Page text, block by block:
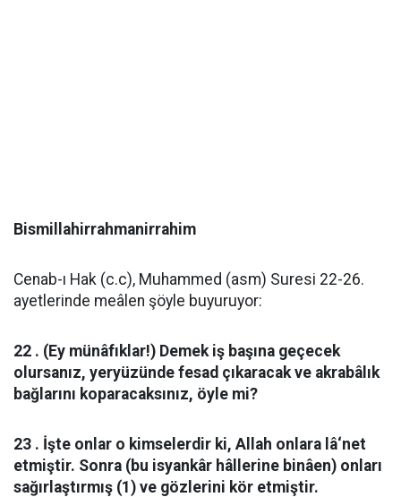
Bismillahirrahmanirrahim
Cenab-ı Hak (c.c), Muhammed (asm) Suresi 22-26.
ayetlerinde meâlen şöyle buyuruyor:
22 . (Ey münâfıklar!) Demek iş başına geçecek
olursanız, yeryüzünde fesad çıkaracak ve akrabâlık
bağlarını koparacaksınız, öyle mi?
23 . İşte onlar o kimselerdir ki, Allah onlara lâ‘net
etmiştir. Sonra (bu isyankâr hâllerine binâen) onları
sağırlaştırmış (1) ve gözlerini kör etmiştir.